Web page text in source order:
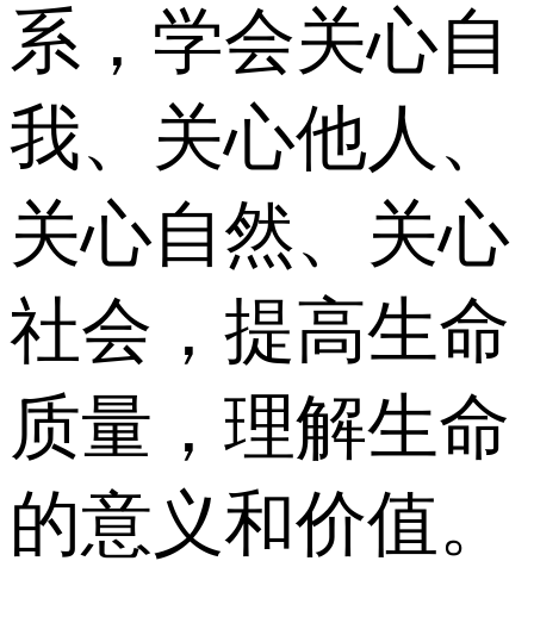
系，学会关心自
我、关心他人、
关心自然、关心
社会，提高生命
质量，理解生命
的意义和价值。